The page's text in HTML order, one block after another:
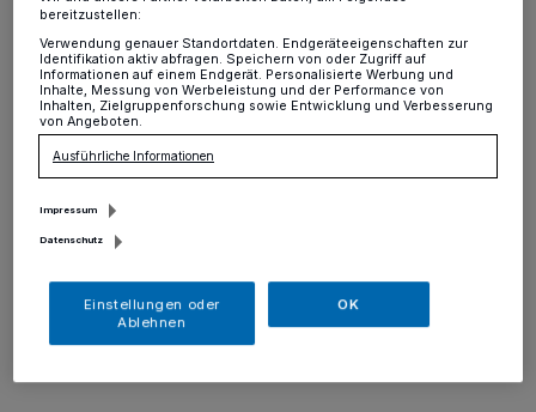
Terroranschlägen in Brüssel an
Kreis·NRW-Innenminister Ralf Jäger hat wegen der
terroristischen Anschläge am 22. März in Brüssel für
diesen Mittwoch Trauerbeflaggung angeordnet.
23.03.2016 , 11:31 Uhr
bereitzustellen:
Verwendung genauer Standortdaten. Endgeräteeigenschaften zur
Identifikation aktiv abfragen. Speichern von oder Zugriff auf
Informationen auf einem Endgerät. Personalisierte Werbung und
Inhalte, Messung von Werbeleistung und der Performance von
Inhalten, Zielgruppenforschung sowie Entwicklung und Verbesserung
von Angeboten.
Ausführliche Informationen
Impressum
Datenschutz
Einstellungen oder
Ablehnen
OK